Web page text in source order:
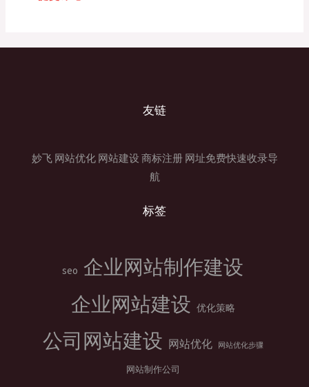
友链
妙飞 网站优化 网站建设 商标注册 网址免费快速收录导
航
标签
seo 企业网站制作建设
企业网站建设 优化策略
公司网站建设 网站优化 网站优化步骤
网站制作公司